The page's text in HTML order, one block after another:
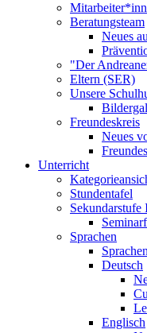
Beratungsteam
Neues
"Der
Eltern (SER)
Unsere
Freundeskreis
Neues
Unterricht
Stundentafel
Sekundarstufe
Sprachen
Deutsch
Englisch